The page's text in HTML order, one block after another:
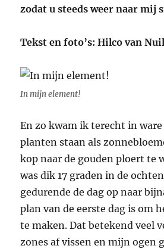
zodat u steeds weer naar mij
Tekst en foto’s: Hilco van Nuil
In mijn element!
En zo kwam ik terecht in
planten staan als
kop naar de gouden ploert te
was dik 17 graden in de
gedurende de dag op naar
plan van de eerste dag is om
te maken. Dat betekend veel
zones af vissen en mijn ogen